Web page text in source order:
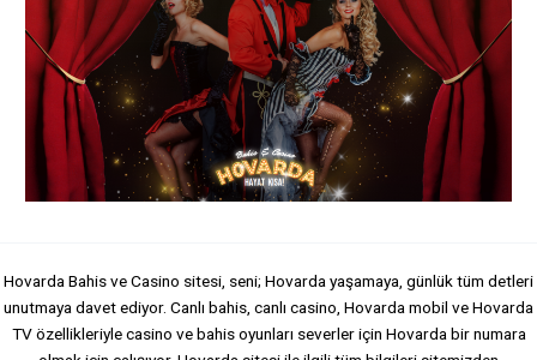
Hovarda Bahis ve Casino sitesi, seni; Hovarda yaşamaya, günlük tüm detleri
unutmaya davet ediyor. Canlı bahis, canlı casino, Hovarda mobil ve Hovarda
TV özellikleriyle casino ve bahis oyunları severler için Hovarda bir numara